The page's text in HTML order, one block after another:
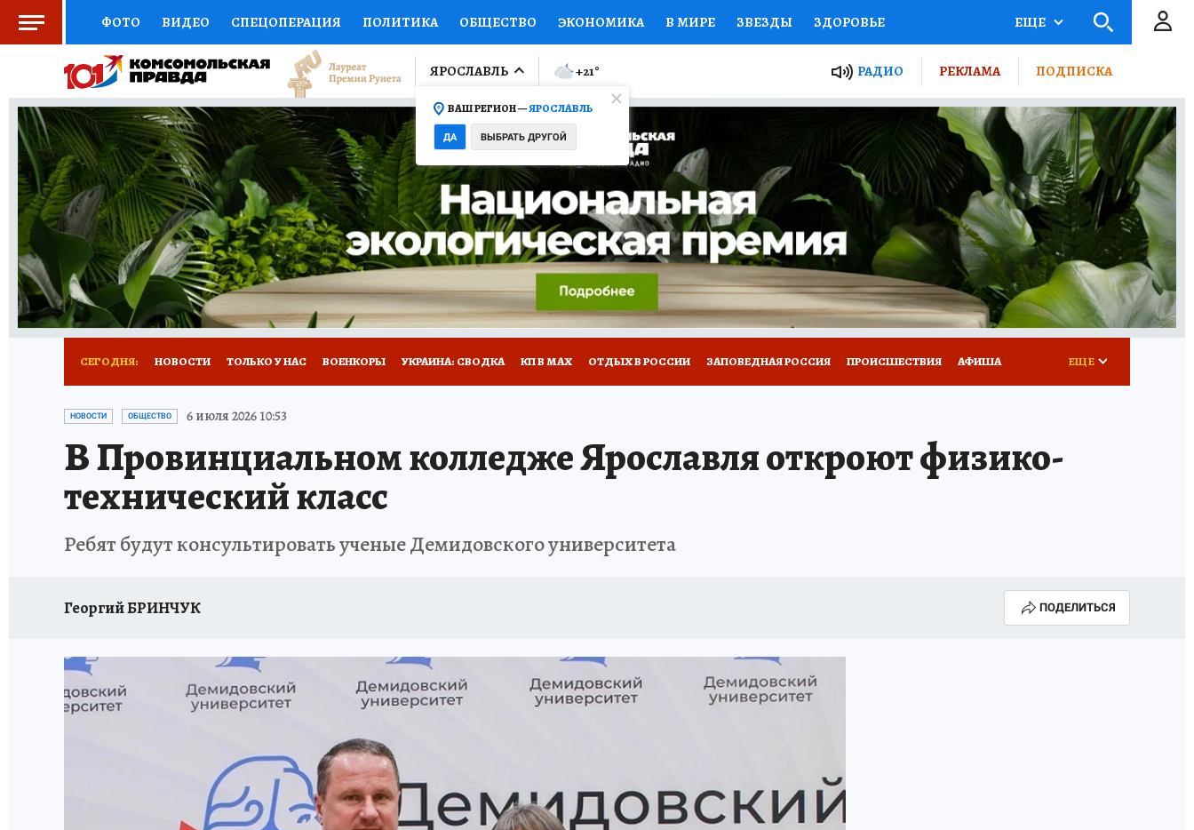
ФОТО ВИДЕО СПЕЦОПЕРАЦИЯ ПОЛИТИКА ОБЩЕСТВО ЭКОНОМИКА В МИРЕ ЗВЕЗДЫ ЗДОРОВЬЕ
СОЦПОДДЕРЖКА НАУКА СПОРТ КОЛУМНИСТЫ ПРОИСШЕСТВИЯ НАЦИОНАЛЬНЫЕ ПРОЕКТЫ РОССИИ
ВЫБОР ЭКСПЕРТОВ ДОКТОР ФИНАНСЫ ОТКРЫВАЕМ МИР Я ЗНАЮ СЕМЬЯ ЖЕНСКИЕ СЕКРЕТЫ ПУТЕВОДИТЕЛЬ
КНИЖНАЯ ПОЛКА ПРОГНОЗЫ НА СПОРТ ПРОМОКОДЫ СЕРИАЛЫ СПЕЦПРОЕКТЫ ДЕФИЦИТ ЖЕЛЕЗА ТУРИЗМ
ПРЕСС-ЦЕНТР НЕДВИЖИМОСТЬ ТЕЛЕВИЗОР КОЛЛЕКЦИИ КОНКУРСЫ РАБОТА У НАС ГИД ПОТРЕБИТЕЛЯ ВСЕ О КП
РАДИО КП РЕКЛАМА ТЕСТЫ НОВОЕ НА САЙТЕ ОБЪЯВЛЕНИЯ
ЕЩЕ
ЯРОСЛАВЛЬ
ВАШ РЕГИОН —ЯРОСЛАВЛЬ
ДА ВЫБРАТЬ ДРУГОЙ
+21° РАДИО РЕКЛАМА ПОДПИСКА
СЕГОДНЯ: НОВОСТИ ТОЛЬКО У НАС ВОЕНКОРЫ УКРАИНА: СВОДКА КП В МАХ ОТДЫХ В РОССИИ ЗАПОВЕДНАЯ РОССИЯ ПРОИСШЕСТВИЯ АФИША
ГЕРОИ ЯРОСЛАВИИ ИСПЫТАНО НА СЕБЕ
ЕЩЕ
НОВОСТИ ОБЩЕСТВО 6 июля 2026 10:53
В Провинциальном колледже Ярославля откроют физико-
технический класс
Ребят будут консультировать ученые Демидовского университета
Георгий БРИНЧУК ПОДЕЛИТЬСЯ